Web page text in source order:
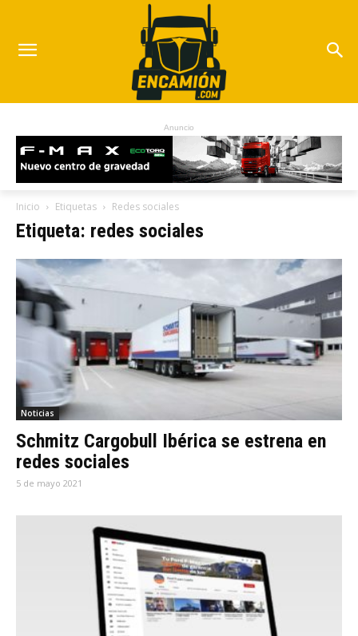
Anuncio
Inicio Etiquetas Redes sociales
Etiqueta: redes sociales
Noticias
Schmitz Cargobull Ibérica se estrena en
redes sociales
5 de mayo 2021